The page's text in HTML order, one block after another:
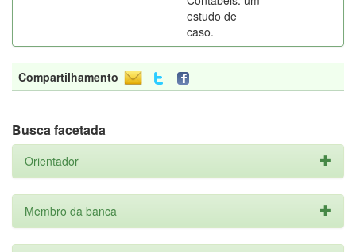
estudo de
caso.
Compartilhamento
Busca facetada
Orientador
Membro da banca